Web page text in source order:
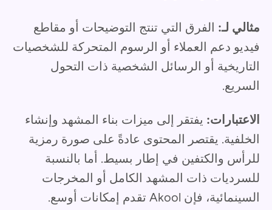
مثالي لـ: الفرق التي تنتج التوضيحات أو مقاطع
فيديو دعم العملاء أو الرسوم المتحركة للشخصيات
التاريخية أو الرسائل الشخصية ذات التحول
السريع.
الاعتبارات: يفتقر إلى ميزات بناء المشهد وإنشاء
الخلفية. يقتصر المحتوى عادةً على صورة رمزية
للرأس والكتفين في إطار بسيط. أما بالنسبة
للسرديات ذات المشهد الكامل أو المخرجات
السينمائية، فإن Akool تقدم إمكانات أوسع.